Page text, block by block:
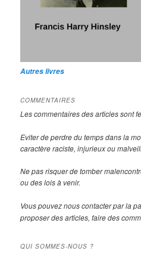
Autres livres
COMMENTAIRES
Les commentaires des articles sont
Eviter de perdre du temps dans la
caractère raciste, injurieux ou
Ne pas risquer de tomber
ou des lois à venir.
Vous pouvez nous contacter par la
proposer des articles, faire des
QUI SOMMES-NOUS ?